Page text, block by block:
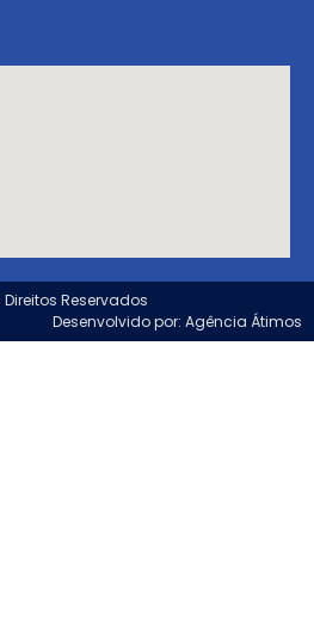
Direitos Reservados
Desenvolvido por: Agência Átimos